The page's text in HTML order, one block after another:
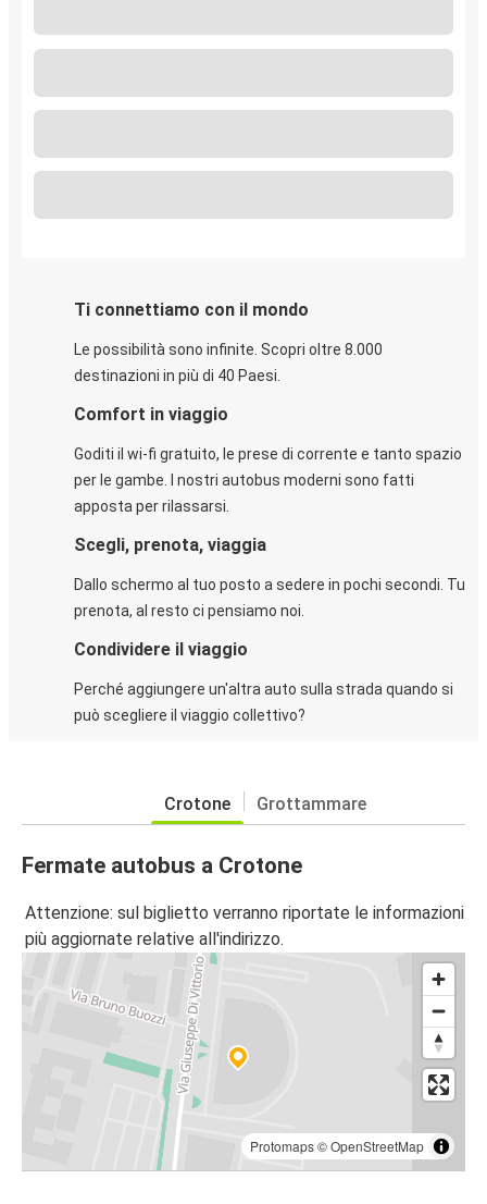
Ti connettiamo con il mondo
Le possibilità sono infinite. Scopri oltre 8.000
destinazioni in più di 40 Paesi.
Comfort in viaggio
Goditi il wi-fi gratuito, le prese di corrente e tanto spazio
per le gambe. I nostri autobus moderni sono fatti
apposta per rilassarsi.
Scegli, prenota, viaggia
Dallo schermo al tuo posto a sedere in pochi secondi. Tu
prenota, al resto ci pensiamo noi.
Condividere il viaggio
Perché aggiungere un'altra auto sulla strada quando si
può scegliere il viaggio collettivo?
Crotone Grottammare
Fermate autobus a Crotone
Attenzione: sul biglietto verranno riportate le informazioni
più aggiornate relative all'indirizzo.
Protomaps©OpenStreetMap